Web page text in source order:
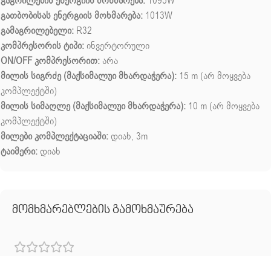
გათბობისას ენერგიის მოხმარება: 1013W
გამაგრილებელი: R32
კომპრესორის ტიპი:ინვერტორული
ON/OFF კომპრესორით:არა
მილის სიგრძე (მაქსიმალუი მხარდაჭერა): 15 m (არ მოყვება
კომპლექტში)
მილის სიმაღლე (მაქსიმალუი მხარდაჭერა): 10 m (არ მოყვება
კომპლექტში)
მილები კომპლექტაციაში: დიახ, 3m
ტაიმერი: დიახ
მომხმარებლების გამოხმაურება